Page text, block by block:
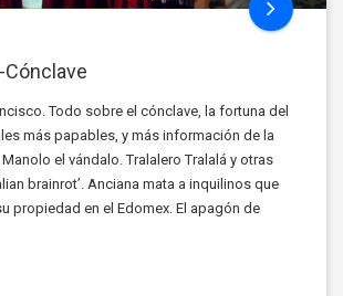
Cónclave
Todo sobre el cónclave, la fortuna del
más papables, y más información de la
el vándalo. Tralalero Tralalá y otras
brainrot’. Anciana mata a inquilinos que
propiedad en el Edomex. El apagón de